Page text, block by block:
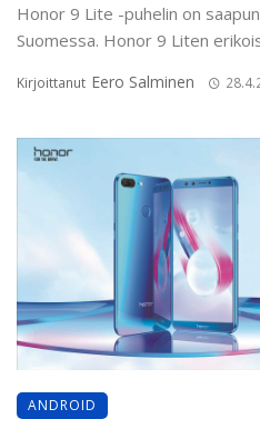
Honor 9 Lite -puhelin on
Suomessa. Honor 9 Liten
Kirjoittanut Eero Salminen
ANDROID